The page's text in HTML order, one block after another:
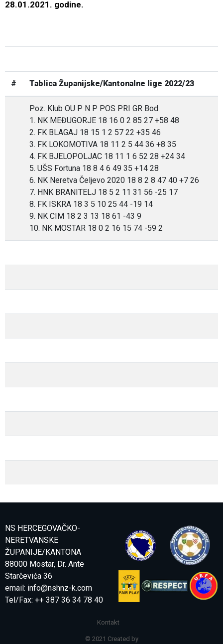
28.01.2021. godine.
# Tablica Županijske/Kantonalne lige 2022/23
Poz. Klub OU P N P POS PRI GR Bod
1. NK MEĐUGORJE 18 16 0 2 85 27 +58 48
2. FK BLAGAJ 18 15 1 2 57 22 +35 46
3. FK LOKOMOTIVA 18 11 2 5 44 36 +8 35
4. FK BJELOPOLJAC 18 11 1 6 52 28 +24 34
5. UŠS Fortuna 18 8 4 6 49 35 +14 28
6. NK Neretva Čeljevo 2020 18 8 2 8 47 40 +7 26
7. HNK BRANITELJ 18 5 2 11 31 56 -25 17
8. FK ISKRA 18 3 5 10 25 44 -19 14
9. NK CIM 18 2 3 13 18 61 -43 9
10. NK MOSTAR 18 0 2 16 15 74 -59 2
NS HERCEGOVAČKO-
NERETVANSKE
ŽUPANIJE/KANTONA
88000 Mostar, Dr. Ante
Starčevića 36
email: info@nshnz-k.com
Tel/Fax: ++ 387 36 34 78 40
Kontakt
© 2021 Created by